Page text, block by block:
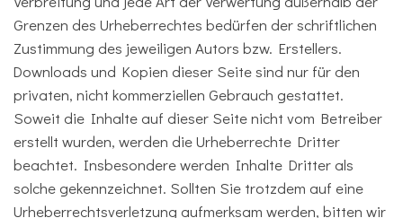
Grenzen des Urheberrechtes bedürfen der schriftlichen
Zustimmung des jeweiligen Autors bzw. Erstellers.
Downloads und Kopien dieser Seite sind nur für den
privaten, nicht kommerziellen Gebrauch gestattet.
Soweit die Inhalte auf dieser Seite nicht vom Betreiber
erstellt wurden, werden die Urheberrechte Dritter
beachtet. Insbesondere werden Inhalte Dritter als
solche gekennzeichnet. Sollten Sie trotzdem auf eine
Urheberrechtsverletzung aufmerksam werden, bitten wir